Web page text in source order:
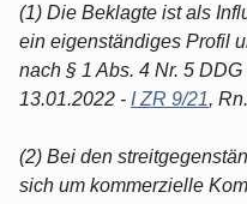
(1) Die Beklagte ist als
ein eigenständiges Profil
nach § 1 Abs. 4 Nr. 5
13.01.2022 - I ZR 9/21,
(2) Bei den
sich um kommerzielle